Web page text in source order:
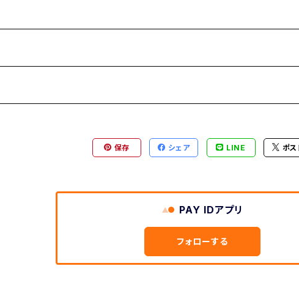
保存 シェア LINE ポス
PAY IDアプリ
フォローする